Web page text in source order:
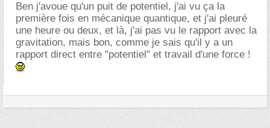
Ben j'avoue qu'un puit de potentiel, j'ai vu ça la
première fois en mécanique quantique, et j'ai pleuré
une heure ou deux, et là, j'ai pas vu le rapport avec la
gravitation, mais bon, comme je sais qu'il y a un
rapport direct entre "potentiel" et travail d'une force !